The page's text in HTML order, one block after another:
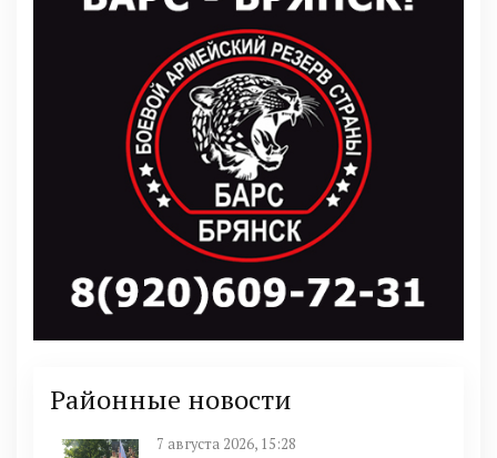
Районные новости
7 августа 2026, 15:28